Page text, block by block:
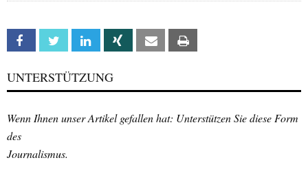
Facebook Twitter Linkedin Xing Email
UNTERSTÜTZUNG
Wenn Ihnen unser Artikel gefallen hat: Unterstützen Sie diese Form
des
Journalismus.